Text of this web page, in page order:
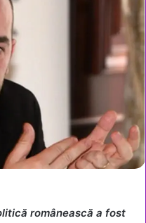
românească a fost